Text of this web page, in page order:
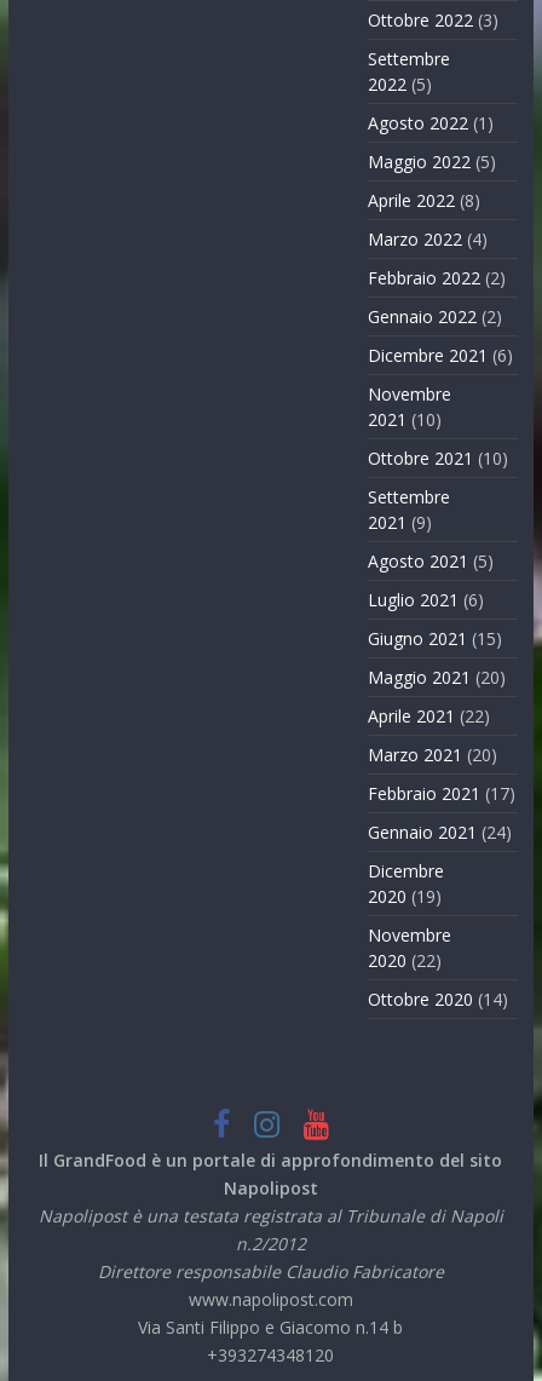
Ottobre 2022 (3)
Settembre
2022 (5)
Agosto 2022 (1)
Maggio 2022 (5)
Aprile 2022 (8)
Marzo 2022 (4)
Febbraio 2022 (2)
Gennaio 2022 (2)
Dicembre 2021 (6)
Novembre
2021 (10)
Ottobre 2021 (10)
Settembre
2021 (9)
Agosto 2021 (5)
Luglio 2021 (6)
Giugno 2021 (15)
Maggio 2021 (20)
Aprile 2021 (22)
Marzo 2021 (20)
Febbraio 2021 (17)
Gennaio 2021 (24)
Dicembre
2020 (19)
Novembre
2020 (22)
Ottobre 2020 (14)
Il GrandFood è un portale di approfondimento del sito
Napolipost
Napolipost è una testata registrata al Tribunale di Napoli
n.2/2012
Direttore responsabile Claudio Fabricatore
www.napolipost.com
Via Santi Filippo e Giacomo n.14 b
+393274348120